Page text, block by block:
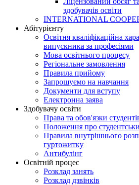
здобувачів освіти
INTERNATIONAL
Абітурієнту
Освітня кваліфікаційна
випускника за професіями
Мова освітнього процесу
Регіональне замовлення
Правила прийому
Запрошуємо на навчання
Документи для вступу
Електронна заява
Здобувачу освіти
Права та обов'язки
Положення про
Правила внутрішнього
гуртожитку
Антибулінг
Освітній процес
Розклад занять
Розклад дзвінків